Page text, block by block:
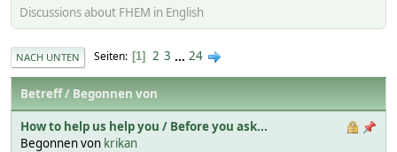
Discussions about FHEM in English
NACH UNTEN Seiten 1 2 3 ... 24
Betreff/ Begonnen von
How to help us help you / Before you ask...
Begonnen von krikan